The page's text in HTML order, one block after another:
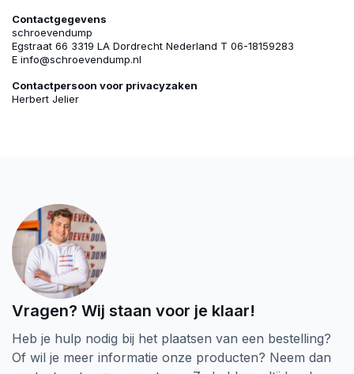
Contactgegevens
schroevendump
Egstraat 66 3319 LA Dordrecht Nederland T 06-18159283
E info@schroevendump.nl
Contactpersoon voor privacyzaken
Herbert Jelier
Vragen? Wij staan voor je klaar!
Heb je hulp nodig bij het plaatsen van een bestelling?
Of wil je meer informatie onze producten? Neem dan